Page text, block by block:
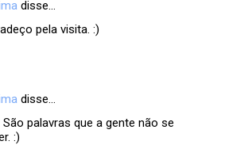
disse…
pela visita. :)
disse…
palavras que a gente não se
:)